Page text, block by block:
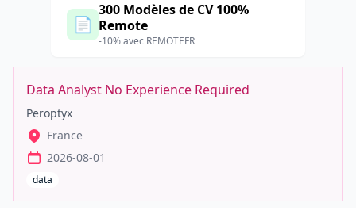
📄
300 Modèles de CV 100%
Remote
-10% avec REMOTEFR
Data Analyst No Experience Required
Peroptyx
France
2026-08-01
data